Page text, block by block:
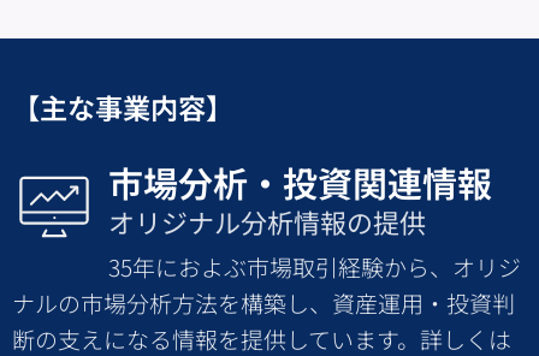
【主な事業内容】
市場分析・投資関連情報
オリジナル分析情報の提供
35年におよぶ市場取引経験から、オリジ
ナルの市場分析方法を構築し、資産運用・投資判
断の支えになる情報を提供しています。詳しくは